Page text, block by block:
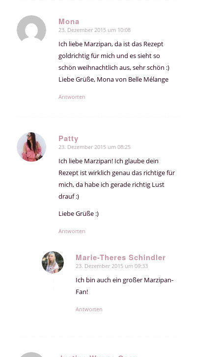
Mona
sagte:
23. Dezember 2015 um 10:08
Ich liebe Marzipan, da ist das Rezept
goldrichtig für mich und es sieht so
schön weihnachtlich aus, sehr schön :)
Liebe Grüße, Mona von Belle Mélange
Antworten
Patty
sagte:
23. Dezember 2015 um 08:25
Ich liebe Marzipan! Ich glaube dein
Rezept ist wirklich genau das richtige für
mich, da habe ich gerade richtig Lust
drauf :)
Liebe Grüße :)
Antworten
Marie-Theres Schindler
sagte:
23. Dezember 2015 um 09:33
Ich bin auch ein großer Marzipan-
Fan!
Antworten